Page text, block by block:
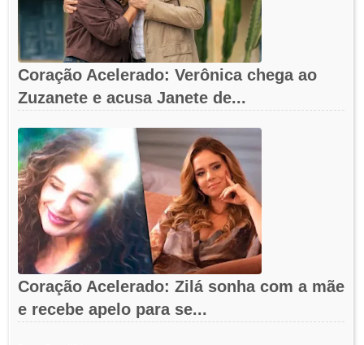
Coração Acelerado: Verônica chega ao
Zuzanete e acusa Janete de...
Coração Acelerado: Zilá sonha com a mãe
e recebe apelo para se...